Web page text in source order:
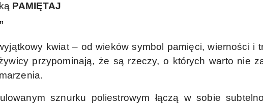
PAMIĘTAJ
kwiat – od wieków symbol pamięci, wierności i
przypominają, że są rzeczy, o których warto nie
sznurku poliestrowym łączą w sobie